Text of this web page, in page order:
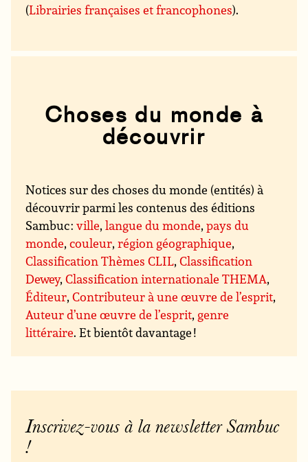
(Librairies françaises et francophones).
Choses du monde à
découvrir
Notices sur des choses du monde (entités) à
découvrir parmi les contenus des éditions
Sambuc :ville,langue du monde,pays du
monde,couleur,région géographique,
Classification Thèmes CLIL,Classification
Dewey,Classification internationale THEMA,
Éditeur,Contributeur à une œuvre de l’esprit,
Auteur d’une œuvre de l’esprit, genre
littéraire. Et bientôt davantage !
Inscrivez-vous à la newsletter Sambuc
!